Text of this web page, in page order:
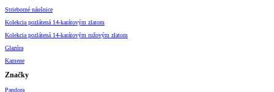
Strieborné náušnice
Kolekcia pozlátená 14-karátovým zlatom
Kolekcia pozlátená 14-karátovým ružovým zlatom
Glazúra
Kamene
Značky
Pandora